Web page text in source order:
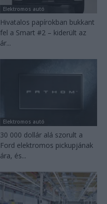
Elektromos autó
Hivatalos papírokban bukkant
fel a Smart #2 – kiderült az
ár...
Elektromos autó
30 000 dollár alá szorult a
Ford elektromos pickupjának
ára, és...